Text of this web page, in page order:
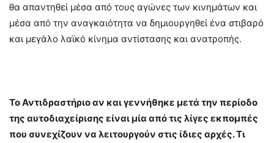
θα απαντηθεί μέσα από τους αγώνες των κινημάτων και
μέσα από την αναγκαιότητα να δημιουργηθεί ένα στιβαρό
και μεγάλο λαϊκό κίνημα αντίστασης και ανατροπής.
Το Αντιδραστήριο αν και γεννήθηκε μετά την περίοδο
της αυτοδιαχείρισης είναι μία από τις λίγες εκπομπές
που συνεχίζουν να λειτουργούν στις ίδιες αρχές. Τι